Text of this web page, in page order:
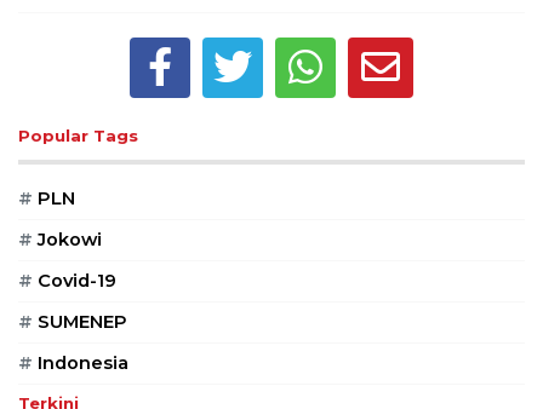
Popular Tags
# PLN
# Jokowi
# Covid-19
# SUMENEP
# Indonesia
Terkini